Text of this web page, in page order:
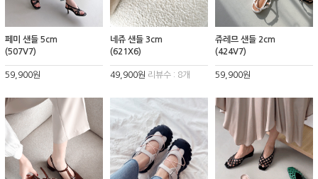
페미 샌들 5cm
(507V7)
59,900원
네쥬 샌들 3cm
(621X6)
49,900원 리뷰수 : 8개
쥬레므 샌들 2cm
(424V7)
59,900원